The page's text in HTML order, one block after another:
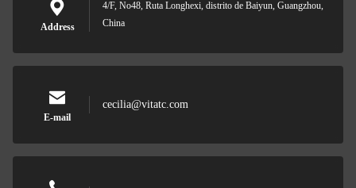
Address
4/F, No48, Ruta Longhexi, distrito de Baiyun, Guangzhou,
China
E-mail
cecilia@vitatc.com